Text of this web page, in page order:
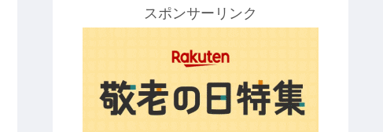
スポンサーリンク